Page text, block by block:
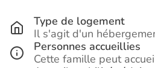
Type de logement
Il s'agit d'un
Personnes accueillies
Cette famille peut